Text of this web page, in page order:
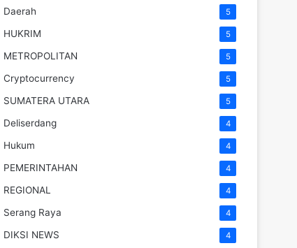
Daerah 5
HUKRIM 5
METROPOLITAN 5
Cryptocurrency 5
SUMATERA UTARA 5
Deliserdang 4
Hukum 4
PEMERINTAHAN 4
REGIONAL 4
Serang Raya 4
DIKSI NEWS 4